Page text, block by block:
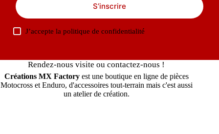
S’inscrire
J’accepte lapolitique de confidentialité
Rendez-nous visite ou contactez-nous !
Créations MX Factoryest une boutique en ligne de pièces
Motocross et Enduro, d'accessoires tout-terrain mais c'est aussi
un atelier de création.